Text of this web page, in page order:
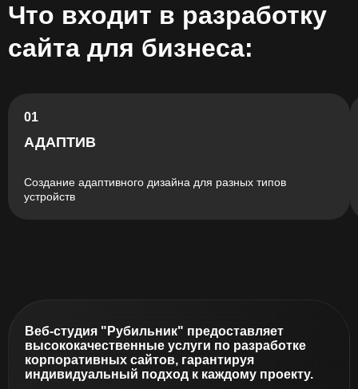
Что входит в разработку
сайта для бизнеса:
01
АДАПТИВ
Создание адаптивного дизайна для разных типов
устройств
Веб-студия "Рубильник" предоставляет
высококачественные услуги по разработке
корпоративных сайтов, гарантируя
индивидуальный подход к каждому проекту.